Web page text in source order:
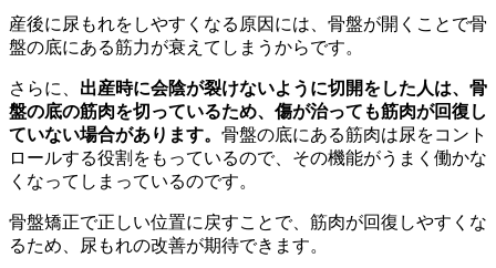
産後に尿もれをしやすくなる原因には、骨盤が開くことで骨
盤の底にある筋力が衰えてしまうからです。
さらに、 出産時に会陰が裂けないように切開をした人は、骨
盤の底の筋肉を切っているため、傷が治っても筋肉が回復し
ていない場合があります。 骨盤の底にある筋肉は尿をコント
ロールする役割をもっているので、その機能がうまく働かな
くなってしまっているのです。
骨盤矯正で正しい位置に戻すことで、筋肉が回復しやすくな
るため、尿もれの改善が期待できます。